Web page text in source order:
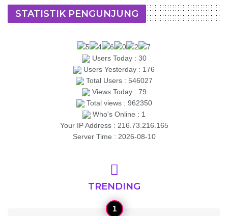
STATISTIK PENGUNJUNG
Users Today : 30
Users Yesterday : 176
Total Users : 546027
Views Today : 79
Total views : 962350
Who's Online : 1
Your IP Address : 216.73.216.165
Server Time : 2026-08-10
TRENDING